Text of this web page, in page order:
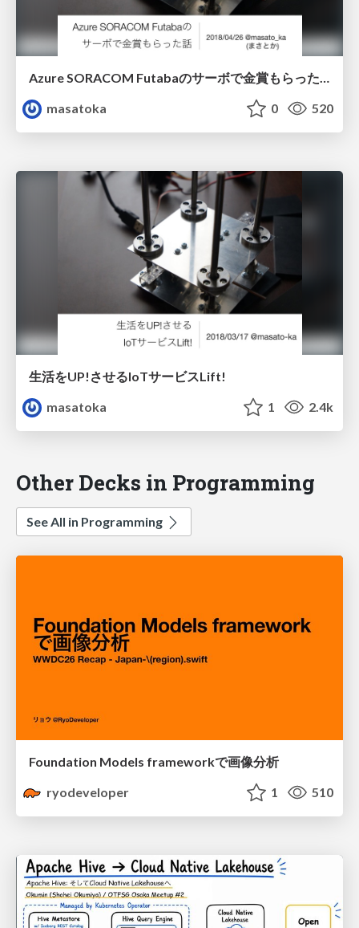
Azure SORACOM Futabaのサーボで金賞もらった話
masatoka
0 520
生活をUP!させるIoTサービスLift!
masatoka
1 2.4k
Other Decks in Programming
See All in Programming
Foundation Models frameworkで画像分析
ryodeveloper
1 510